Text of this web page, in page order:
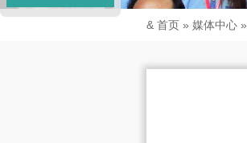
& 首页 » 媒体中心 »